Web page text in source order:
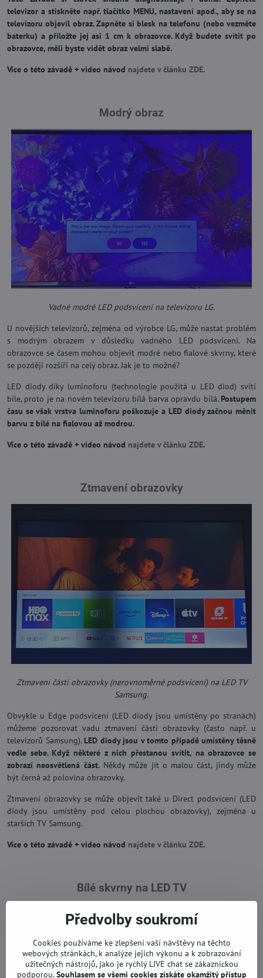
televizor a stiskněte např. tlačítko MENU, nastavení apod., aby se na
televizoru objevil obraz. Zapněte si blesk na telefonu (nebo vezměte
baterku) a přiložte jej asi 1 cm k obrazovce. Když budete svítit po
obrazovce, měli byste vidět obraz velmi slabě.
Více o této závadě + video návod najdete v článku ZDE.
Modrý obraz
Vadné modré LED podsvícení na televizoru LG.
U novějších televizorů, zejména od výrobce LG, může nastat problém
s modrým obrazem v důsledku vadného LED podsvícení. Na
obrazovce se časem mohou objevit modré nebo fialové skvrny, které
se později rozšíří na celý obraz. Jak je to možné?
LED diody díky luminoforu (technologie použitá u LED diod) svítí
bíle, proto je na novém televizoru bílá barva opravdu bílá. Postupem
času se však vrstva luminoforu poškozuje a LED diody začnou měnit
barvu z bílé na fialovou až modrou.
Více o této závadě + video návod najdete v článku ZDE.
Ztmavení obrazovky
Ztmavení části obrazovky (nerovnoměrné podsvícení) na LED TV
Samsung.
Obvykle u Edge podsvícení (LED diody jsou umístěny po stranách)
můžeme pozorovat vadu ztmavení části obrazovky (často např. u
televizorů Samsung). LED diody jsou v tomto případě umístěny těsně
vedle sebe. Když některé z nich přestanou svítit, na obrazovce se
zobrazí neosvětlená část.Někdy může jít o malou část, jindy může
být černá až polovina obrazovky.
Ztmavení obrazovky se může objevit také u Direct podsvícení (LED
diody jsou umístěny pod celou plochou obrazovky), zejména u
starších TV Samsung.
Více o této závadě + video návod najdete v článku ZDE.
Bílé skvrny na LED TV
Předvolby soukromí
Cookies používáme ke zlepšení vaší návštěvy na těchto
webových stránkách, k analýze jejich výkonu a k zobrazování
užitečných nástrojů, jako je rychlý LIVE chat se zákaznickou
podporou.Souhlasem se všemi cookies získáte okamžitý přístup